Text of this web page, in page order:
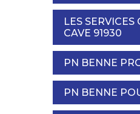
LES
CAVE 91930
PN BENNE
PN BENNE